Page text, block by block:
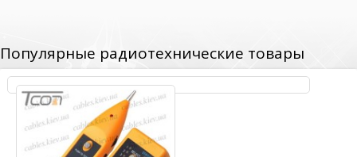
Популярные радиотехнические товары